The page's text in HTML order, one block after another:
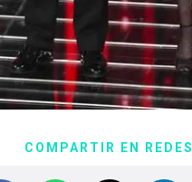
COMPARTIR EN REDES